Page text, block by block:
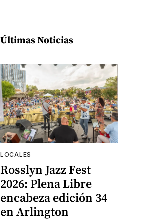
Últimas Noticias
LOCALES
Rosslyn Jazz Fest
2026: Plena Libre
encabeza edición 34
en Arlington